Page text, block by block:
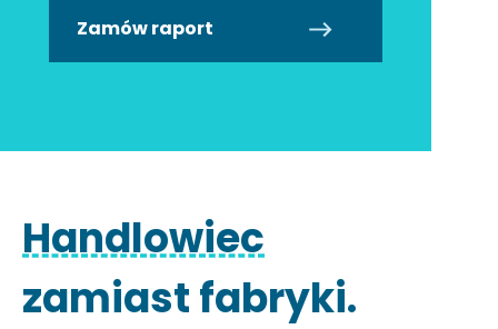
Zamów raport
Handlowiec
zamiast fabryki.